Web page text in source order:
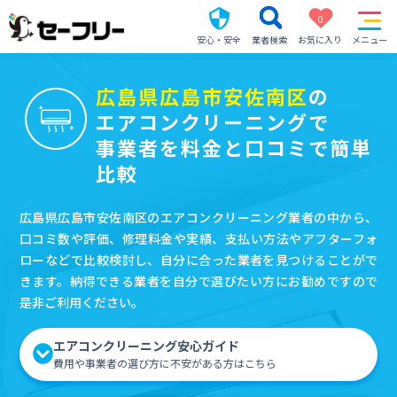
安心・安全 業者検索
0
お気に入り
メニュー
広島県広島市安佐南区の
エアコンクリーニングで
事業者を料金と口コミで簡単
比較
広島県広島市安佐南区のエアコンクリーニング業者の中から、
口コミ数や評価、修理料金や実績、支払い方法やアフターフォ
ローなどで比較検討し、自分に合った業者を見つけることがで
きます。納得できる業者を自分で選びたい方にお勧めですので
是非ご利用ください。
エアコンクリーニング安心ガイド
費用や事業者の選び方に不安がある方はこちら